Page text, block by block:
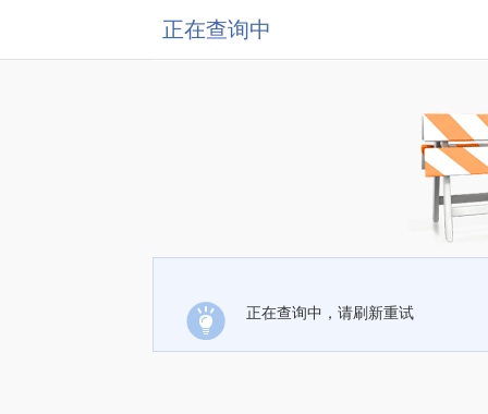
正在查询中
正在查询中，请刷新重试